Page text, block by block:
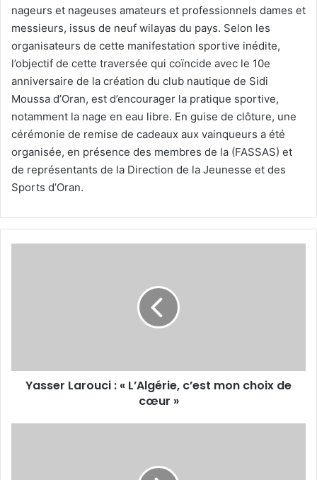
nageurs et nageuses amateurs et professionnels dames et
messieurs, issus de neuf wilayas du pays. Selon les
organisateurs de cette manifestation sportive inédite,
l’objectif de cette traversée qui coïncide avec le 10e
anniversaire de la création du club nautique de Sidi
Moussa d’Oran, est d’encourager la pratique sportive,
notamment la nage en eau libre. En guise de clôture, une
cérémonie de remise de cadeaux aux vainqueurs a été
organisée, en présence des membres de la (FASSAS) et
de représentants de la Direction de la Jeunesse et des
Sports d’Oran.
cœur »
Yasser Larouci : « L’Algérie, c’est mon choix de
cœur »